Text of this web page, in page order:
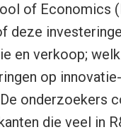
of Economics
deze
en verkoop;
op
onderzoekers
die veel in